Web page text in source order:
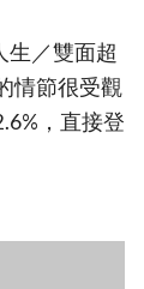
生／雙面超
情節很受觀
，直接登